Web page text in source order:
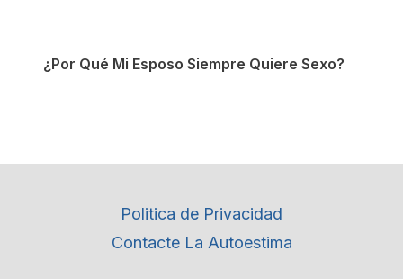
¿Por Qué Mi Esposo Siempre Quiere Sexo?
Politica de Privacidad
Contacte La Autoestima